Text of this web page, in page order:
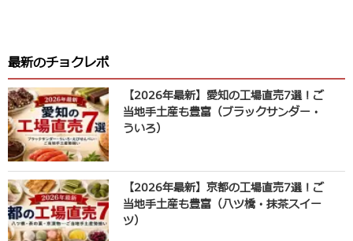
最新のチョクレポ
【2026年最新】愛知の工場直売7選！ご
当地手土産も豊富（ブラックサンダー・
ういろ）
【2026年最新】京都の工場直売7選！ご
当地手土産も豊富（八ツ橋・抹茶スイー
ツ）